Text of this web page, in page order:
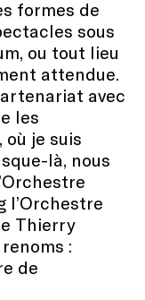
formes de
sous
ou tout lieu
attendue.
avec
les
je suis
là, nous
l’Orchestre
Thierry
:
de